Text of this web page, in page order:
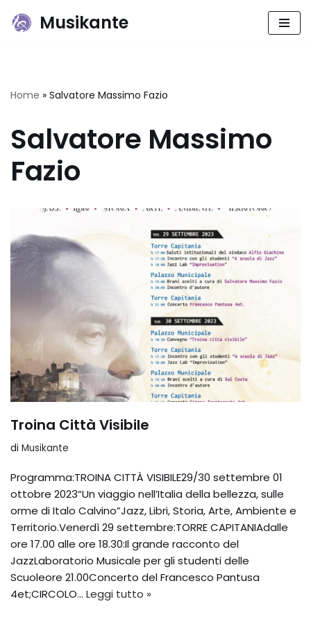
Musikante
Home » Salvatore Massimo Fazio
Salvatore Massimo
Fazio
Troina Città Visibile
di Musikante
Programma:TROINA CITTÀ VISIBILE29/30 settembre 01
ottobre 2023“Un viaggio nell’Italia della bellezza, sulle
orme di Italo Calvino”Jazz, Libri, Storia, Arte, Ambiente e
Territorio.Venerdì 29 settembre:TORRE CAPITANIAdalle
ore 17.00 alle ore 18.30:Il grande racconto del
JazzLaboratorio Musicale per gli studenti delle
Scuoleore 21.00Concerto del Francesco Pantusa
4et;CIRCOLO… Leggi tutto »